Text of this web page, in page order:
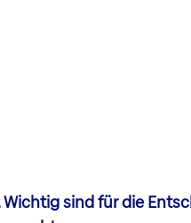
sind für die